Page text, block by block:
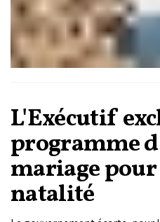
L'Exécutif
programme
mariage
natalité